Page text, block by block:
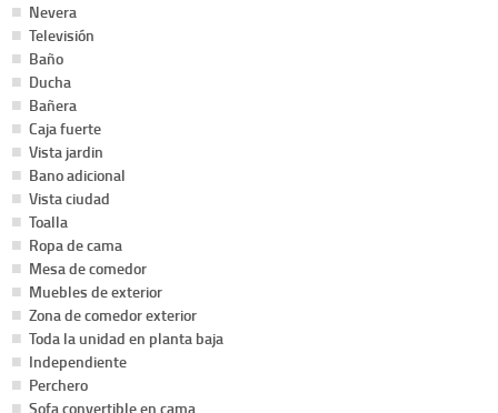
Nevera
Televisión
Baño
Ducha
Bañera
Caja fuerte
Vista jardin
Bano adicional
Vista ciudad
Toalla
Ropa de cama
Mesa de comedor
Muebles de exterior
Zona de comedor exterior
Toda la unidad en planta baja
Independiente
Perchero
Sofa convertible en cama